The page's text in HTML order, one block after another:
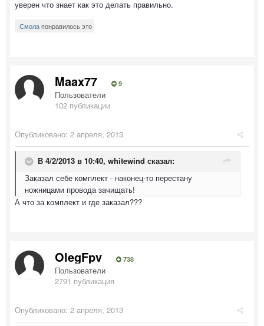
уверен что знает как это делать правильно.
Смолапонравилось это
Maax77 9
Пользователи
102 публикации
Опубликовано: 2 апреля, 2013
В 4/2/2013 в 10:40, whitewind сказал:
Заказал себе комплект - наконец-то перестану
ножницами провода зачищать!
А что за комплект и где заказал???
OlegFpv 738
Пользователи
2791 публикация
Опубликовано: 2 апреля, 2013